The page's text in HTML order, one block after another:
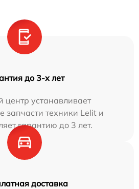
до 3-х лет
центр устанавливает
запчасти техники Lelit и
гарантию до 3 лет.
доставка